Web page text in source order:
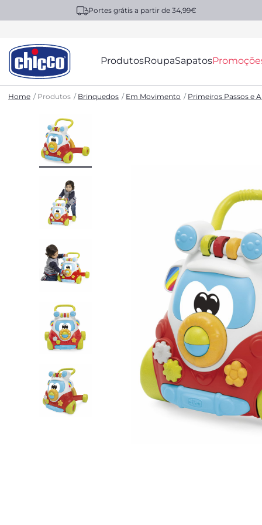
Portes grátis a partir de 34,99€
ProdutosRoupaSapatos
Home Produtos Brinquedos Em Movimento Primeiros Passos e